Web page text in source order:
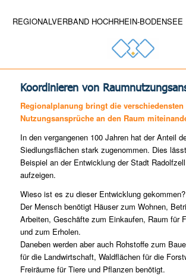
REGIONALVERBAND HOCHRHEIN-BODENSEE
Koordinieren von
Regionalplanung bringt die verschiedensten
Nutzungsansprüche an den Raum
In den vergangenen 100 Jahren hat der Anteil
Siedlungsflächen stark zugenommen. Dies
Beispiel an der Entwicklung der Stadt
aufzeigen.
Wieso ist es zu dieser Entwicklung gekommen?
Der Mensch benötigt Häuser zum Wohnen,
Arbeiten, Geschäfte zum Einkaufen, Raum für
und zum Erholen.
Daneben werden aber auch Rohstoffe zum
für die Landwirtschaft, Waldflächen für die
Freiräume für Tiere und Pflanzen benötigt.